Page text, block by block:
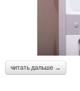
читать дальше →